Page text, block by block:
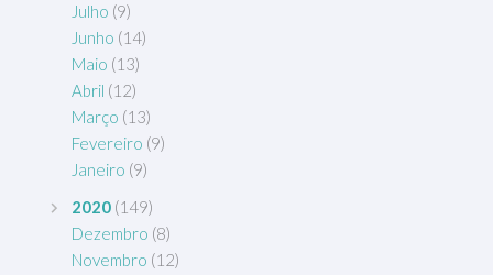
Julho (9)
Junho (14)
Maio (13)
Abril (12)
Março (13)
Fevereiro (9)
Janeiro (9)
2020 (149)
Dezembro (8)
Novembro (12)